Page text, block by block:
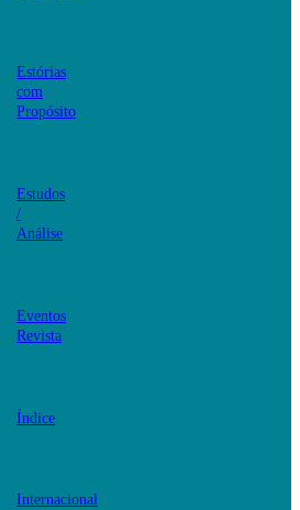
Estórias
com
Propósito
Estudos
/
Análise
Eventos
Revista
Índice
Internacional